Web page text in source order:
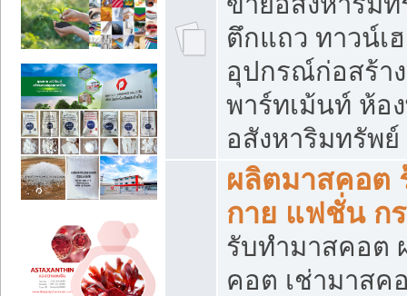
ตึกแถว ทาวน์เ
อุปกรณ์ก่อสร้า
พาร์ทเม้นท์ ห้อ
อสังหาริมทรัพ
ผลิตมาสคอต
กาย แฟชั่น กร
รับทำมาสคอต
คอต เช่ามาสค